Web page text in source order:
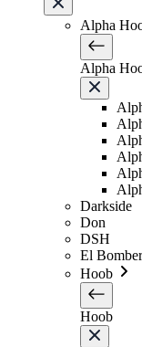
Alpha
Alpha
Darkside
Don
DSH
El Bomber
Hoob
Hoob